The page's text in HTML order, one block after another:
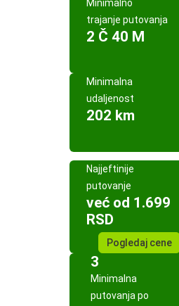
Minimalno
trajanje putovanja
2 Č 40 M
Minimalna
udaljenost
202 km
Najjeftinije
putovanje
već od 1.699
RSD
Pogledaj cene
3
Minimalna
putovanja po